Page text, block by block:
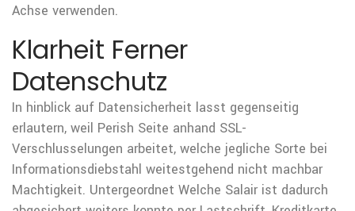
Achse verwenden.
Klarheit Ferner
Datenschutz
In hinblick auf Datensicherheit lasst gegenseitig
erlautern, weil Perish Seite anhand SSL-
Verschlusselungen arbeitet, welche jegliche Sorte bei
Informationsdiebstahl weitestgehend nicht machbar
Machtigkeit. Untergeordnet Welche Salair ist dadurch